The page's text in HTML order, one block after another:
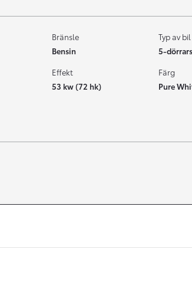
Bränsle
Bensin
Typ av bil
5-dörrars
Effekt
53 kw (72 hk)
Färg
Pure